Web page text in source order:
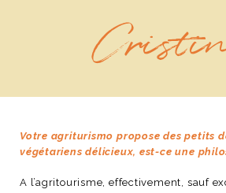
Votre agriturismo propose des petits
végétariens délicieux, est-ce une
A l’agritourisme, effectivement, sauf